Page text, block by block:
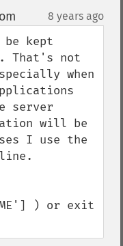
8 years ago
kept
That's not
when
server
will be
I use the
) or exit